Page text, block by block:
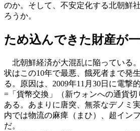
のか。そして、不安定化する北朝鮮
ろうか。
ため込んできた財産が
北朝鮮経済が大混乱に陥っている
状はこの10年で最悪、餓死者まで発
る。原因は、2009年11月30日に電撃
=「貨幣交換」（新ウォンへの通貨
ある。あまりに唐突、無茶なデノミ
内では物流の麻痺（まひ）、超イン
だ。